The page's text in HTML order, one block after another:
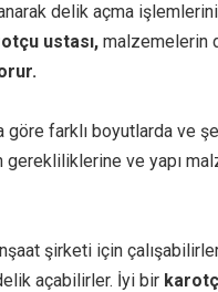
delik açma
ustası, malzemelerin
göre farklı boyutlarda ve
gerekliliklerine ve yapı
şirketi için
açabilirler. İyi bir